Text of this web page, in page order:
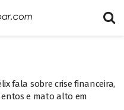
fala sobre crise financeira,
e mato alto em